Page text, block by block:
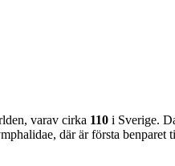
varav cirka 110 i Sverige.
där är första